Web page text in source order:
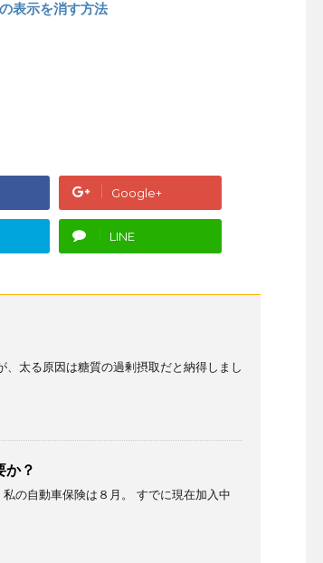
表示を消す方法
Google+
LINE
太る原因は糖質の過剰摂取だと納得しまし
か？
の自動車保険は８月。 すでに現在加入中